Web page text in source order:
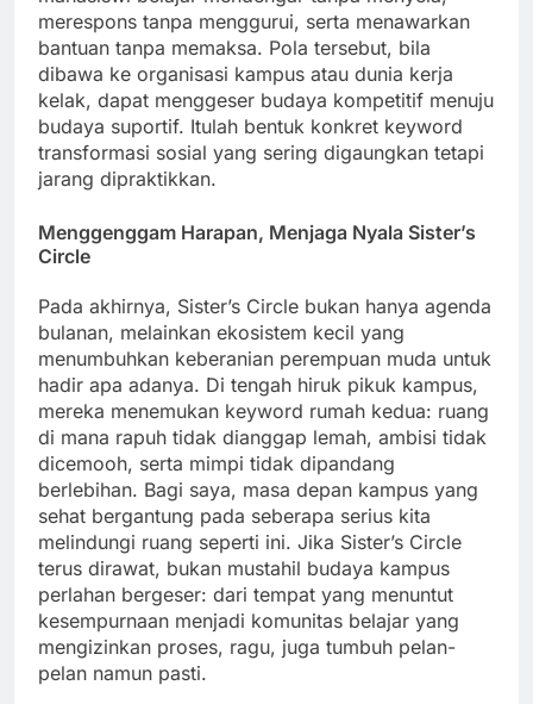
merespons tanpa menggurui, serta menawarkan
bantuan tanpa memaksa. Pola tersebut, bila
dibawa ke organisasi kampus atau dunia kerja
kelak, dapat menggeser budaya kompetitif menuju
budaya suportif. Itulah bentuk konkret keyword
transformasi sosial yang sering digaungkan tetapi
jarang dipraktikkan.
Menggenggam Harapan, Menjaga Nyala Sister’s
Circle
Pada akhirnya, Sister’s Circle bukan hanya agenda
bulanan, melainkan ekosistem kecil yang
menumbuhkan keberanian perempuan muda untuk
hadir apa adanya. Di tengah hiruk pikuk kampus,
mereka menemukan keyword rumah kedua: ruang
di mana rapuh tidak dianggap lemah, ambisi tidak
dicemooh, serta mimpi tidak dipandang
berlebihan. Bagi saya, masa depan kampus yang
sehat bergantung pada seberapa serius kita
melindungi ruang seperti ini. Jika Sister’s Circle
terus dirawat, bukan mustahil budaya kampus
perlahan bergeser: dari tempat yang menuntut
kesempurnaan menjadi komunitas belajar yang
mengizinkan proses, ragu, juga tumbuh pelan-
pelan namun pasti.